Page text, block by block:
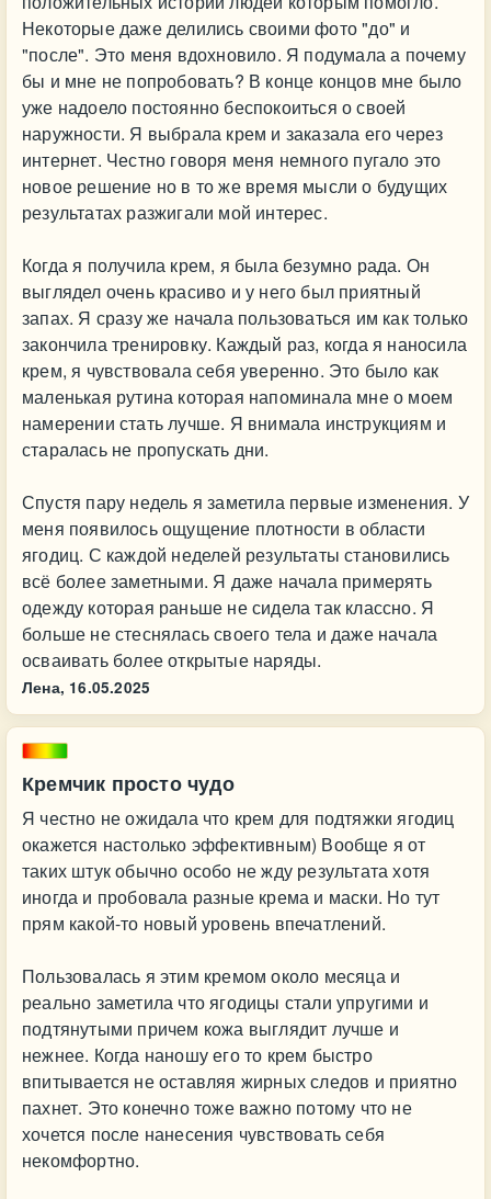
Некоторые даже делились своими фото "до" и
"после". Это меня вдохновило. Я подумала а почему
бы и мне не попробовать? В конце концов мне было
уже надоело постоянно беспокоиться о своей
наружности. Я выбрала крем и заказала его через
интернет. Честно говоря меня немного пугало это
новое решение но в то же время мысли о будущих
результатах разжигали мой интерес.
Когда я получила крем, я была безумно рада. Он
выглядел очень красиво и у него был приятный
запах. Я сразу же начала пользоваться им как только
закончила тренировку. Каждый раз, когда я наносила
крем, я чувствовала себя уверенно. Это было как
маленькая рутина которая напоминала мне о моем
намерении стать лучше. Я внимала инструкциям и
старалась не пропускать дни.
Спустя пару недель я заметила первые изменения. У
меня появилось ощущение плотности в области
ягодиц. С каждой неделей результаты становились
всё более заметными. Я даже начала примерять
одежду которая раньше не сидела так классно. Я
больше не стеснялась своего тела и даже начала
осваивать более открытые наряды.
Лена, 16.05.2025
Кремчик просто чудо
Я честно не ожидала что крем для подтяжки ягодиц
окажется настолько эффективным) Вообще я от
таких штук обычно особо не жду результата хотя
иногда и пробовала разные крема и маски. Но тут
прям какой-то новый уровень впечатлений.
Пользовалась я этим кремом около месяца и
реально заметила что ягодицы стали упругими и
подтянутыми причем кожа выглядит лучше и
нежнее. Когда наношу его то крем быстро
впитывается не оставляя жирных следов и приятно
пахнет. Это конечно тоже важно потому что не
хочется после нанесения чувствовать себя
некомфортно.